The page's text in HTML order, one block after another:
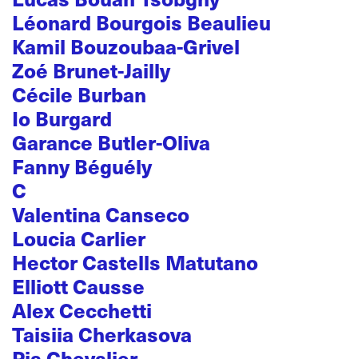
Léonard Bourgois Beaulieu
Kamil Bouzoubaa-Grivel
Zoé Brunet-Jailly
Cécile Burban
Io Burgard
Garance Butler-Oliva
Fanny Béguély
C
Valentina Canseco
Loucia Carlier
Hector Castells Matutano
Elliott Causse
Alex Cecchetti
Taisiia Cherkasova